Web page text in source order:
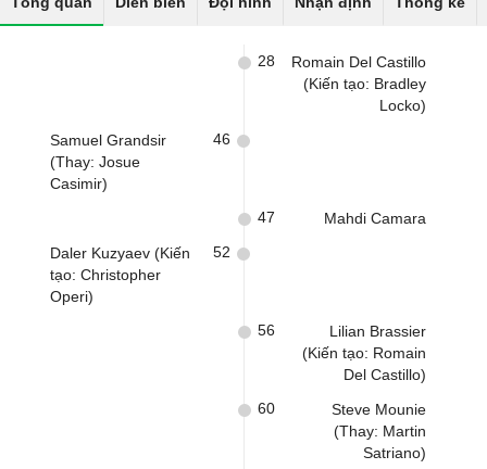
Romain Del Castillo
(Kiến tạo: Bradley
Locko)
28
Samuel Grandsir
(Thay: Josue
Casimir)
46
Mahdi Camara
47
Daler Kuzyaev (Kiến
tạo: Christopher
Operi)
52
Lilian Brassier
(Kiến tạo: Romain
Del Castillo)
56
Steve Mounie
(Thay: Martin
Satriano)
60